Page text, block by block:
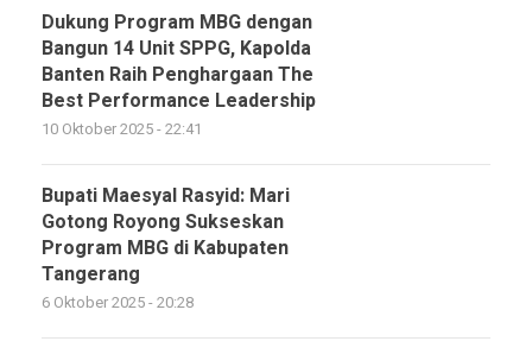
Dukung Program MBG dengan
Bangun 14 Unit SPPG, Kapolda
Banten Raih Penghargaan The
Best Performance Leadership
10 Oktober 2025 - 22:41
Bupati Maesyal Rasyid: Mari
Gotong Royong Sukseskan
Program MBG di Kabupaten
Tangerang
6 Oktober 2025 - 20:28